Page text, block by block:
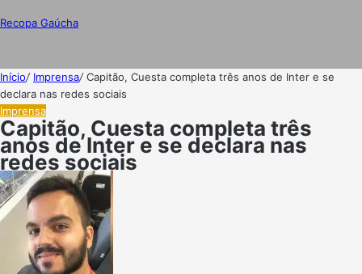
Recopa Gaúcha
Início/ Imprensa/Capitão, Cuesta completa três anos de Inter e se
declara nas redes sociais
Imprensa
Capitão, Cuesta completa três
anos de Inter e se declara nas
redes sociais